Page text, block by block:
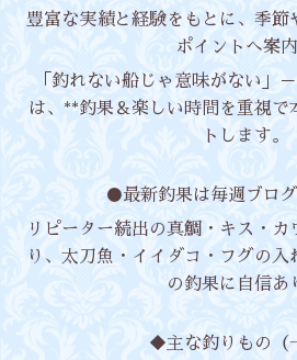
豊富な実績と経験をもとに、季節
ポイントへ案内
「釣れない船じゃ意味がない
は、**釣果＆楽しい時間を重視で
トします。
●最新釣果は毎週ブログ
リピーター続出の真鯛・キス・
り、太刀魚・イイダコ・フグの
の釣果に自信あ
◆主な釣りもの（